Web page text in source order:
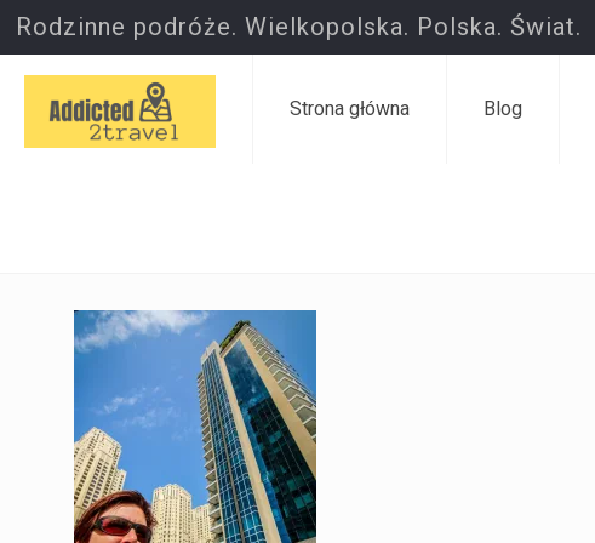
Rodzinne podróże. Wielkopolska. Polska. Świat.
Strona główna Blog